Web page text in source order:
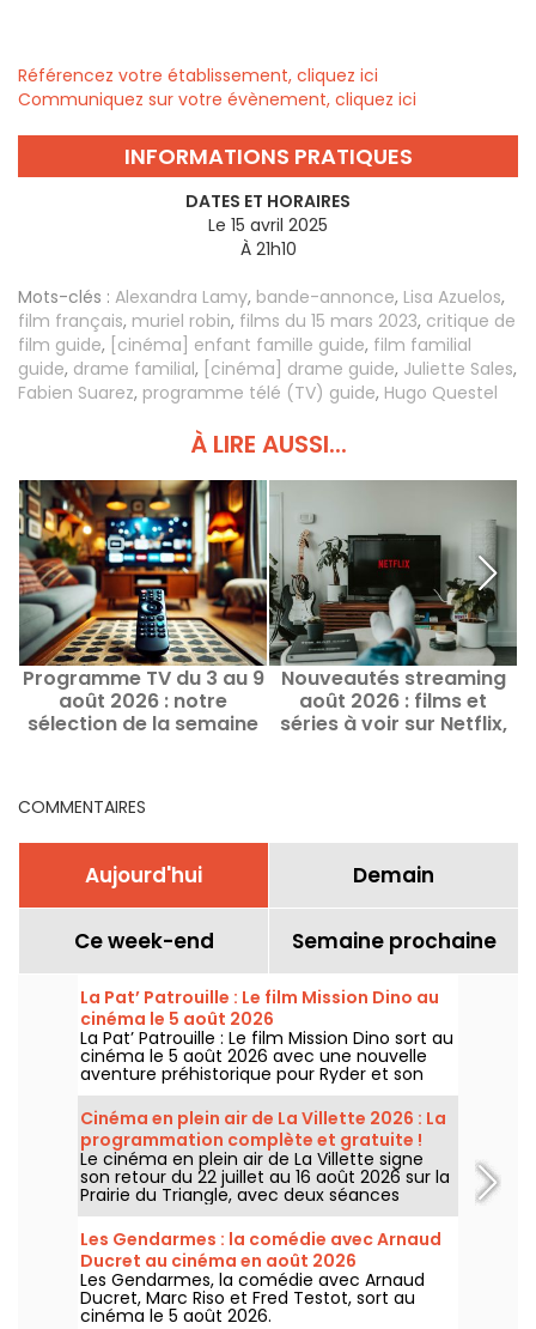
Référencez votre établissement, cliquez ici
Communiquez sur votre évènement, cliquez ici
INFORMATIONS PRATIQUES
DATES ET HORAIRES
Le 15 avril 2025
À 21h10
Mots-clés : Alexandra Lamy, bande-annonce, Lisa Azuelos,
film français, muriel robin, films du 15 mars 2023, critique de
film guide, [cinéma] enfant famille guide, film familial
guide, drame familial, [cinéma] drame guide, Juliette Sales,
Fabien Suarez, programme télé (TV) guide, Hugo Questel
À LIRE AUSSI...
Programme TV du 3 au 9
août 2026 : notre
sélection de la semaine
Nouveautés streaming
août 2026 : films et
séries à voir sur Netflix,
COMMENTAIRES
Aujourd'hui Demain
Ce week-end Semaine prochaine
La Pat’ Patrouille : Le film Mission Dino au
cinéma le 5 août 2026
La Pat’ Patrouille : Le film Mission Dino sort au
cinéma le 5 août 2026 avec une nouvelle
aventure préhistorique pour Ryder et son
équipe.
Cinéma en plein air de La Villette 2026 : La
programmation complète et gratuite !
Le cinéma en plein air de La Villette signe
son retour du 22 juillet au 16 août 2026 sur la
Prairie du Triangle, avec deux séances
gratuites par jour, à 18h et 21h. Pour cette
35e édition, le festival met à l’honneur le
thème “L’appel de la forêt”. Découvrez la
programmation complète et gratuite !
Les Gendarmes : la comédie avec Arnaud
Ducret au cinéma en août 2026
Les Gendarmes, la comédie avec Arnaud
Ducret, Marc Riso et Fred Testot, sort au
cinéma le 5 août 2026.